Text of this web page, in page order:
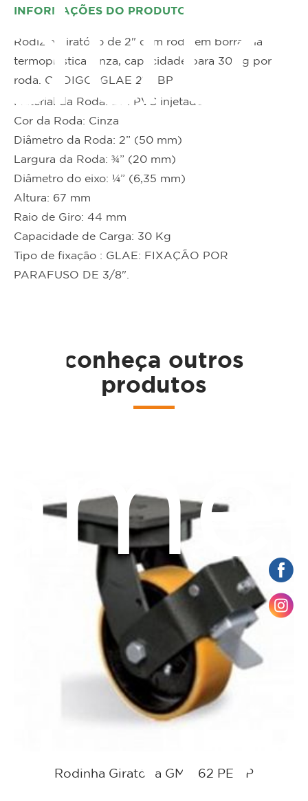
INFORMAÇÕES DO PRODUTO
Rodizio giratório de 2" com roda em borracha
termoplástica cinza, capacidade para 30 kg por
roda. CÓDIGO: GLAE 210 BP
Material da Roda: BP: PVC injetado
Cor da Roda: Cinza
Diâmetro da Roda: 2” (50 mm)
Largura da Roda: ¾” (20 mm)
Diâmetro do eixo: ¼” (6,35 mm)
Altura: 67 mm
Raio de Giro: 44 mm
Capacidade de Carga: 30 Kg
Tipo de fixação : GLAE: FIXAÇÃO POR
PARAFUSO DE 3/8".
conheça outros
produtos
Rodinha Giratória GMX 62 PE FP